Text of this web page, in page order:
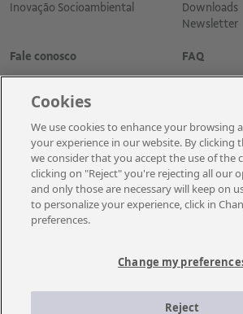
Inovação Socioambiental
Downloads
Newsletter
Fale conosco FAQ
Cadastre-se para
Cookies
We use cookies to enhance your browsing
your experience in our website. By clicking
we consider that you accept the use of the
clicking on "Reject" you're rejecting all our
and only those are necessary will keep on
to personalize your experience, click in
preferences.
Change my
Reject